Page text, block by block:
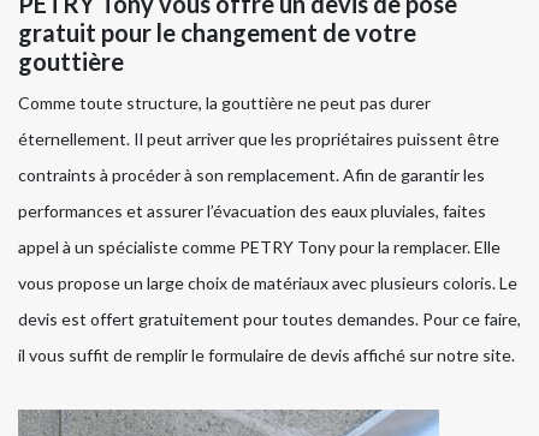
gratuit pour le changement de votre
gouttière
Comme toute structure, la gouttière ne peut pas durer
éternellement. Il peut arriver que les propriétaires puissent être
contraints à procéder à son remplacement. Afin de garantir les
performances et assurer l’évacuation des eaux pluviales, faites
appel à un spécialiste comme PETRY Tony pour la remplacer. Elle
vous propose un large choix de matériaux avec plusieurs coloris. Le
devis est offert gratuitement pour toutes demandes. Pour ce faire,
il vous suffit de remplir le formulaire de devis affiché sur notre site.